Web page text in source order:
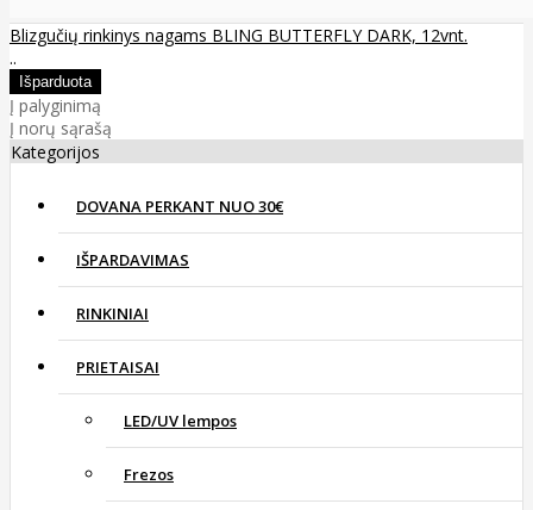
Blizgučių rinkinys nagams BLING BUTTERFLY DARK, 12vnt.
..
Į palyginimą
Į norų sąrašą
Kategorijos
DOVANA PERKANT NUO 30€
IŠPARDAVIMAS
RINKINIAI
PRIETAISAI
LED/UV lempos
Frezos